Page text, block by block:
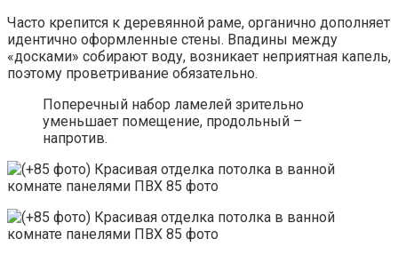
Часто крепится к деревянной раме, органично дополняет
идентично оформленные стены. Впадины между
«досками» собирают воду, возникает неприятная капель,
поэтому проветривание обязательно.
Поперечный набор ламелей зрительно
уменьшает помещение, продольный –
напротив.